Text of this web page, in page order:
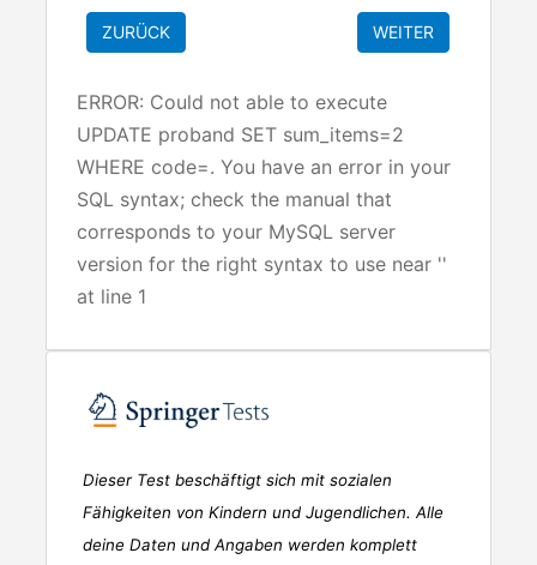
ERROR: Could not able to execute
UPDATE proband SET sum_items=2
WHERE code=. You have an error in your
SQL syntax; check the manual that
corresponds to your MySQL server
version for the right syntax to use near ''
at line 1
Dieser Test beschäftigt sich mit sozialen
Fähigkeiten von Kindern und Jugendlichen. Alle
deine Daten und Angaben werden komplett